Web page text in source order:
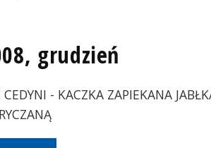
grudzień
- KACZKA ZAPIEKANA